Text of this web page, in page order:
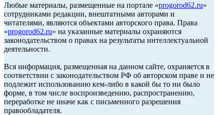
Любые материалы, размещенные на портале «progorod62.ru»
сотрудниками редакции, внештатными авторами и
читателями, являются объектами авторского права. Права
«progorod62.ru» на указанные материалы охраняются
законодательством о правах на результаты интеллектуальной
деятельности.
Вся информация, размещенная на данном сайте, охраняется в
соответствии с законодательством РФ об авторском праве и не
подлежит использованию кем-либо в какой бы то ни было
форме, в том числе воспроизведению, распространению,
переработке не иначе как с письменного разрешения
правообладателя.